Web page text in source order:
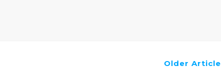
Older Article